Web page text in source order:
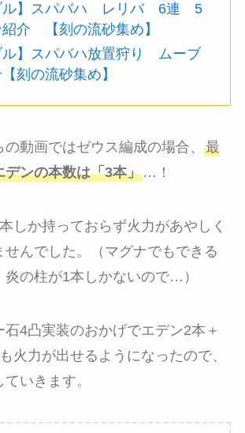
ル】スパバハ レリバ 6連 5
介 【刻の流砂集め】
ル】スパバハ放置狩り ムーブ
刻の流砂集め】
の動画ではゼウス編成の場合、 最
デンの本数は「3本」…！
しか持っておらず火力があやしく
せんでした。（マグナでもできる
炎の柱が1本しかないので…）
石4凸実装のおかげでエデン2本＋
火力が出せるようになったので、
いきます。